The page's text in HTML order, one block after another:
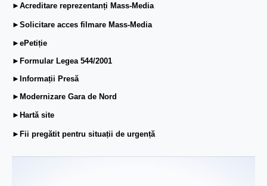
►Acreditare reprezentanți Mass-Media
►Solicitare acces filmare Mass-Media
►ePetiție
►Formular Legea 544/2001
►Informații Presă
►Modernizare Gara de Nord
►Hartă site
►Fii pregătit pentru situații de urgență